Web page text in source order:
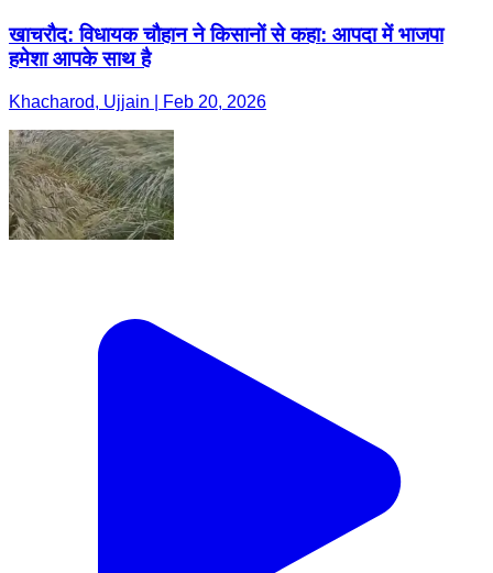
खाचरौद: विधायक चौहान ने किसानों से कहा: आपदा में भाजपा
हमेशा आपके साथ है
Khacharod, Ujjain | Feb 20, 2026